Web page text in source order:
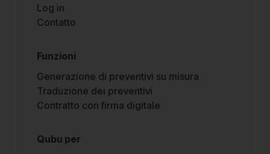
Log in
Contatto
Funzioni
Generazione di preventivi su misura
Traduzione dei preventivi
Contratto con firma digitale
Qubu per